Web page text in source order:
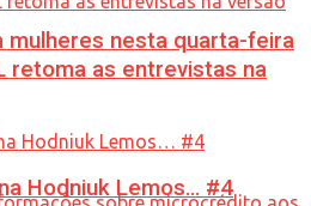
mulheres nesta quarta-feira
retoma as entrevistas na
Hodniuk Lemos… #4